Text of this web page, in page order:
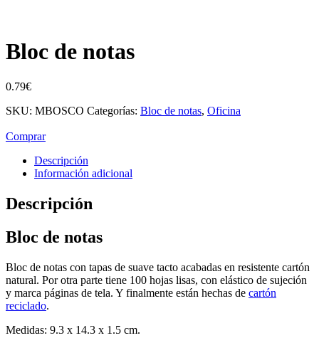
Bloc de notas
0.79€
SKU: MBOSCO Categorías: Bloc de notas, Oficina
Comprar
Descripción
Información adicional
Descripción
Bloc de notas
Bloc de notas con tapas de suave tacto acabadas en resistente cartón
natural. Por otra parte tiene 100 hojas lisas, con elástico de sujeción
y marca páginas de tela. Y finalmente están hechas de cartón
reciclado.
Medidas: 9.3 x 14.3 x 1.5 cm.